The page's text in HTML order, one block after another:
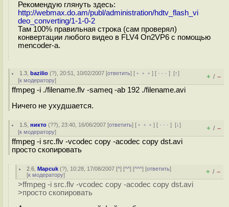
Рекомендую глянуть здесь:
http://webmax.do.am/publ/administration/hdtv_flash_vi
deo_converting/1-1-0-2
Там 100% правильная строка (сам проверял)
конвертации любого видео в FLV4 On2VP6 с помощью
mencoder-а.
1.3 ,bazilio (?), 20:51, 10/02/2007 [ответить] [ ﹢﹢﹢] [ · · ·][↑]
[к модератору] + / –
ffmpeg -i ./filename.flv -sameq -ab 192 ./filename.avi
Ничего не ухудшается.
1.5 ,никто (??), 23:40, 16/06/2007 [ответить] [ ﹢﹢﹢] [ · · ·][↓]
[к модератору] + / –
ffmpeg -i src.flv -vcodec copy -acodec copy dst.avi
просто скопировать
2.6 ,Mapcuk (?), 10:28, 17/08/2007 [^] [^^] [^^^] [ответить]
[к модератору] + / –
>ffmpeg -i src.flv -vcodec copy -acodec copy dst.avi
>просто скопировать